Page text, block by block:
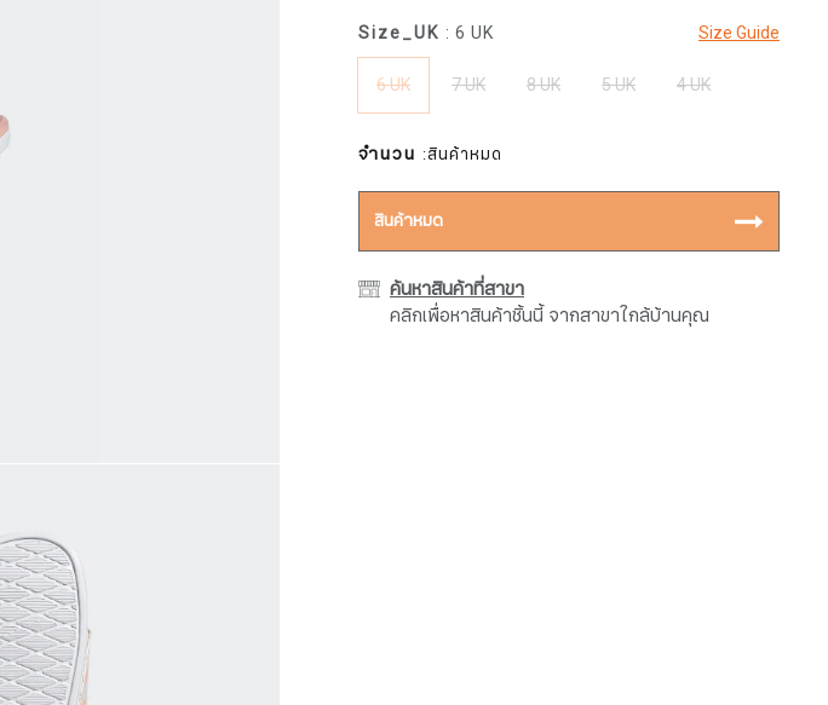
Size Guide
Size_UK : 6 UK
6 UK 7 UK 8 UK 5 UK 4 UK
จำนวน :สินค้าหมด
สินค้าหมด
ค้นหาสินค้าที่สาขา
คลิกเพื่อหาสินค้าชิ้นนี้ จากสาขาใกล้บ้านคุณ